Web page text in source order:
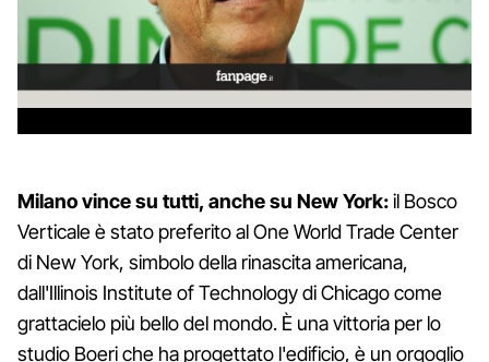
Milano vince su tutti, anche su New York:il Bosco
Verticale è stato preferito al One World Trade Center
di New York, simbolo della rinascita americana,
dall'Illinois Institute of Technology di Chicago come
grattacielo più bello del mondo. È una vittoria per lo
studio Boeri che ha progettato l'edificio, è un orgoglio